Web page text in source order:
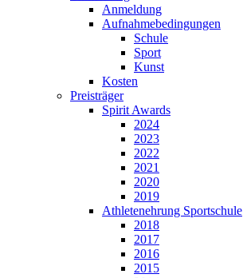
Anmeldung
Aufnahmebedingungen
Schule
Sport
Kunst
Kosten
Preisträger
Spirit Awards
2024
2023
2022
2021
2020
2019
Athletenehrung Sportschule
2018
2017
2016
2015